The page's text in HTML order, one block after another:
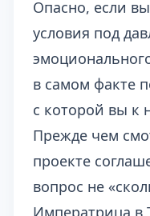
Опасно, если
условия под
в самом факте
с которой вы к
Прежде чем
проекте
вопрос не
Императрица в